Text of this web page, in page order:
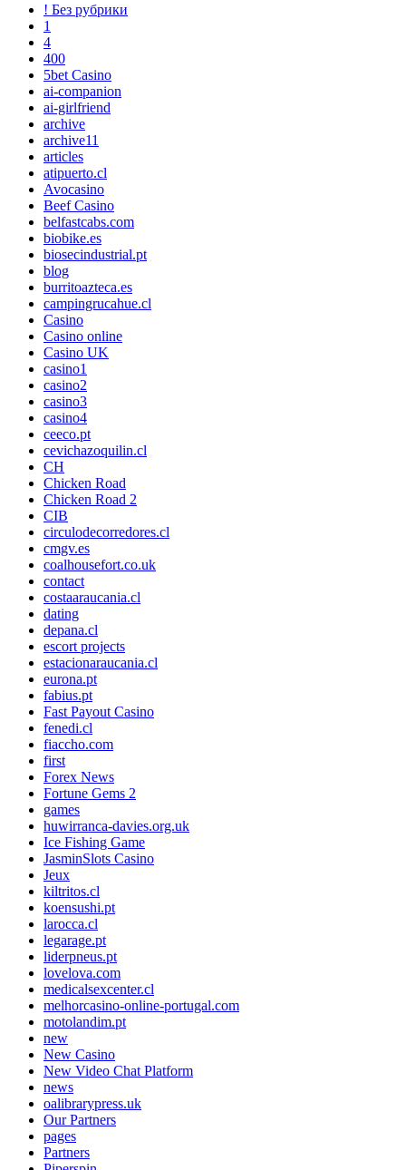
! Без рубрики
1
4
400
5bet Casino
ai-companion
ai-girlfriend
archive
archive11
articles
atipuerto.cl
Avocasino
Beef Casino
belfastcabs.com
biobike.es
biosecindustrial.pt
blog
burritoazteca.es
campingrucahue.cl
Casino
Casino online
Casino UK
casino1
casino2
casino3
casino4
ceeco.pt
cevichazoquilin.cl
CH
Chicken Road
Chicken Road 2
CIB
circulodecorredores.cl
cmgv.es
coalhousefort.co.uk
contact
costaaraucania.cl
dating
depana.cl
escort projects
estacionaraucania.cl
eurona.pt
fabius.pt
Fast Payout Casino
fenedi.cl
fiaccho.com
first
Forex News
Fortune Gems 2
games
huwirranca-davies.org.uk
Ice Fishing Game
JasminSlots Casino
Jeux
kiltritos.cl
koensushi.pt
larocca.cl
legarage.pt
liderpneus.pt
lovelova.com
medicalsexcenter.cl
melhorcasino-online-portugal.com
motolandim.pt
new
New Casino
New Video Chat Platform
news
oalibrarypress.uk
Our Partners
pages
Partners